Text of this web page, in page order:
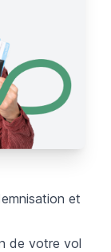
et
de votre vol